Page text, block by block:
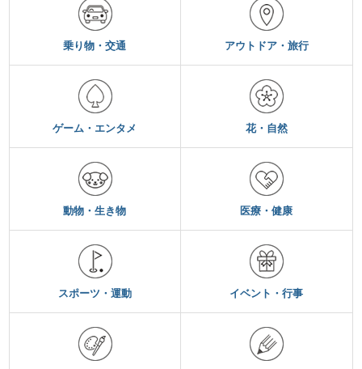
乗り物・交通 アウトドア・旅行
ゲーム・エンタメ 花・自然
動物・生き物 医療・健康
スポーツ・運動 イベント・行事